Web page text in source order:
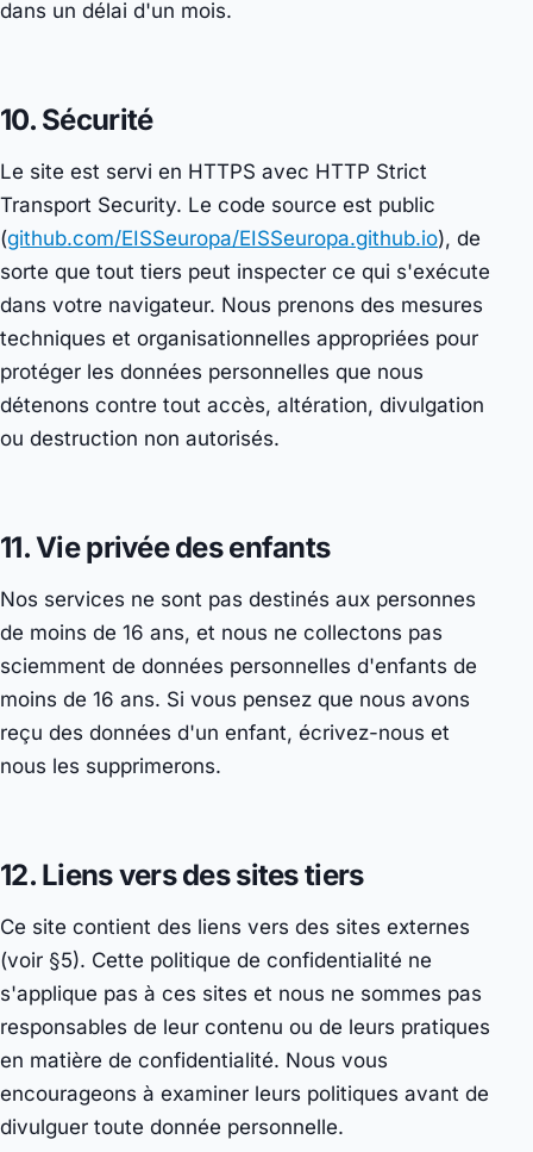
dans un délai d'un mois.
10. Sécurité
Le site est servi en HTTPS avec HTTP Strict
Transport Security. Le code source est public
(github.com/EISSeuropa/EISSeuropa.github.io), de
sorte que tout tiers peut inspecter ce qui s'exécute
dans votre navigateur. Nous prenons des mesures
techniques et organisationnelles appropriées pour
protéger les données personnelles que nous
détenons contre tout accès, altération, divulgation
ou destruction non autorisés.
11. Vie privée des enfants
Nos services ne sont pas destinés aux personnes
de moins de 16 ans, et nous ne collectons pas
sciemment de données personnelles d'enfants de
moins de 16 ans. Si vous pensez que nous avons
reçu des données d'un enfant, écrivez-nous et
nous les supprimerons.
12. Liens vers des sites tiers
Ce site contient des liens vers des sites externes
(voir §5). Cette politique de confidentialité ne
s'applique pas à ces sites et nous ne sommes pas
responsables de leur contenu ou de leurs pratiques
en matière de confidentialité. Nous vous
encourageons à examiner leurs politiques avant de
divulguer toute donnée personnelle.